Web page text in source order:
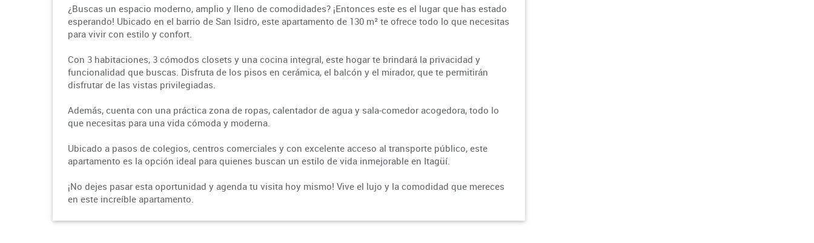
¿Buscas un espacio moderno, amplio y lleno de comodidades? ¡Entonces este es el lugar que has estado
esperando! Ubicado en el barrio de San Isidro, este apartamento de 130 m² te ofrece todo lo que necesitas
para vivir con estilo y confort.
Con 3 habitaciones, 3 cómodos closets y una cocina integral, este hogar te brindará la privacidad y
funcionalidad que buscas. Disfruta de los pisos en cerámica, el balcón y el mirador, que te permitirán
disfrutar de las vistas privilegiadas.
Además, cuenta con una práctica zona de ropas, calentador de agua y sala-comedor acogedora, todo lo
que necesitas para una vida cómoda y moderna.
Ubicado a pasos de colegios, centros comerciales y con excelente acceso al transporte público, este
apartamento es la opción ideal para quienes buscan un estilo de vida inmejorable en Itagüí.
¡No dejes pasar esta oportunidad y agenda tu visita hoy mismo! Vive el lujo y la comodidad que mereces
en este increíble apartamento.